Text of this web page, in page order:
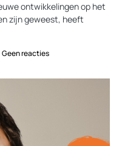
ontwikkelingen op het
zijn geweest, heeft
Geen reacties